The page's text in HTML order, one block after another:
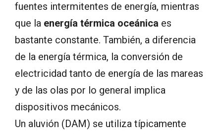
fuentes intermitentes de energía, mientras
que la energía térmica oceánica es
bastante constante. También, a diferencia
de la energía térmica, la conversión de
electricidad tanto de energía de las mareas
y de las olas por lo general implica
dispositivos mecánicos.
Un aluvión (DAM) se utiliza típicamente